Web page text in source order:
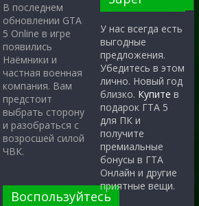
В последнем
обновлении GTA
5 Online в игре
появились
Наёмники и
частная военная
компания. Вам
предстоит
выбрать сторону
и разобраться с
возросшей силой
ЧВК.
Воспользуйтесь
У нас всегда есть
выгодные
предложения.
Убедитесь в этом
лично. Новый год
близко. Купите в
подарок ГТА 5
для ПК и
получите
премиальные
бонусы в ГТА
Онлайн и другие
приятные вещи.